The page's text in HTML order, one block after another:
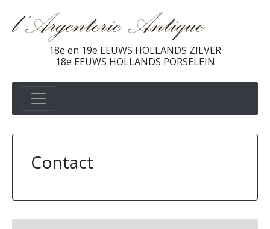
18e en 19e EEUWS HOLLANDS ZILVER
18e EEUWS HOLLANDS PORSELEIN
Contact